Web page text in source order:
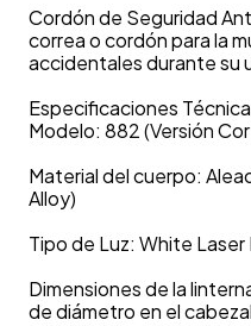
Cordón de Seguridad
correa o cordón para la
accidentales durante su
Especificaciones
Modelo: 882 (Versión
Material del cuerpo:
Alloy)
Tipo de Luz: White
Dimensiones de la
de diámetro en el